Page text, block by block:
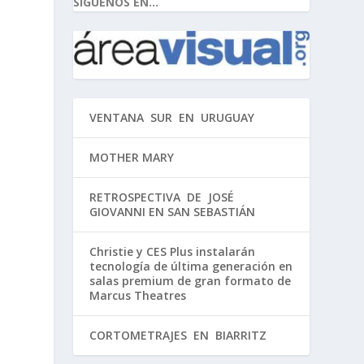
VENTANA SUR EN URUGUAY
MOTHER MARY
RETROSPECTIVA DE JOSÉ
GIOVANNI EN SAN SEBASTIÁN
Christie y CES Plus instalarán
tecnología de última generación en
salas premium de gran formato de
Marcus Theatres
CORTOMETRAJES EN BIARRITZ